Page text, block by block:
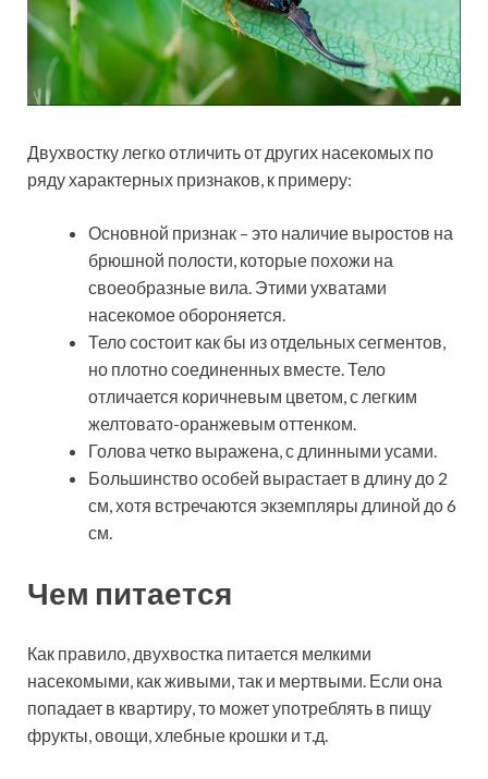
Двухвостку легко отличить от других насекомых по
ряду характерных признаков, к примеру:
Основной признак – это наличие выростов на
брюшной полости, которые похожи на
своеобразные вила. Этими ухватами
насекомое обороняется.
Тело состоит как бы из отдельных сегментов,
но плотно соединенных вместе. Тело
отличается коричневым цветом, с легким
желтовато-оранжевым оттенком.
Голова четко выражена, с длинными усами.
Большинство особей вырастает в длину до 2
см, хотя встречаются экземпляры длиной до 6
см.
Чем питается
Как правило, двухвостка питается мелкими
насекомыми, как живыми, так и мертвыми. Если она
попадает в квартиру, то может употреблять в пищу
фрукты, овощи, хлебные крошки и т.д.